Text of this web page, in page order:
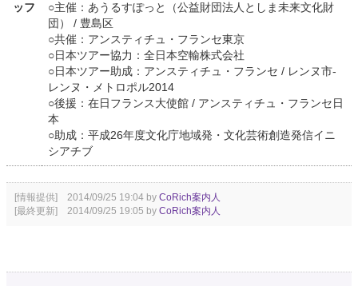
ッフ
○主催：あうるすぽっと（公益財団法人としま未来文化財
団） / 豊島区
○共催：アンスティチュ・フランセ東京
○日本ツアー協力：全日本空輸株式会社
○日本ツアー助成：アンスティチュ・フランセ / レンヌ市-
レンヌ・メトロポル2014
○後援：在日フランス大使館 / アンスティチュ・フランセ日
本
○助成：平成26年度文化庁地域発・文化芸術創造発信イニ
シアチブ
[情報提供] 2014/09/25 19:04 by CoRich案内人
[最終更新] 2014/09/25 19:05 by CoRich案内人